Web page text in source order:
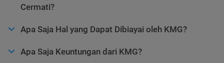
Cermati?
Apa Saja Hal yang Dapat Dibiayai oleh KMG?
Apa Saja Keuntungan dari KMG?